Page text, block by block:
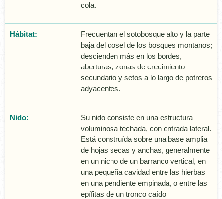
cola.
Hábitat:
Frecuentan el sotobosque alto y la parte
baja del dosel de los bosques montanos;
descienden más en los bordes,
aberturas, zonas de crecimiento
secundario y setos a lo largo de potreros
adyacentes.
Nido:
Su nido consiste en una estructura
voluminosa techada, con entrada lateral.
Está construí­da sobre una base amplia
de hojas secas y anchas, generalmente
en un nicho de un barranco vertical, en
una pequeña cavidad entre las hierbas
en una pendiente empinada, o entre las
epí­fitas de un tronco caí­do.